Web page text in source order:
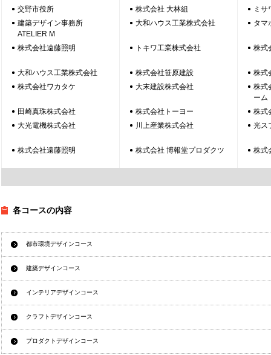
交野市役所 株式会社 大林組
ミサ
建築デザイン事務所
ATELIER M
大和ハウス工業株式会社 タマ
株式会社遠藤照明 トキワ工業株式会社 株式
大和ハウス工業株式会社 株式会社笹原建設
株式
株式会社ワカタケ
大末建設株式会社
株式
ーム
田崎真珠株式会社
株式会社トーヨー
株式
大光電機株式会社
川上産業株式会社 光ス
株式会社遠藤照明 株式会社 博報堂プロダクツ 株式
各コースの内容
都市環境デザインコース
建築デザインコース
インテリアデザインコース
クラフトデザインコース
プロダクトデザインコース